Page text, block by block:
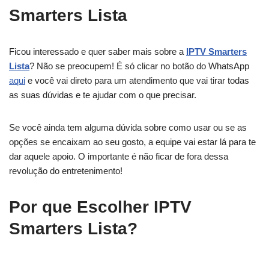
Smarters Lista
Ficou interessado e quer saber mais sobre a IPTV Smarters
Lista? Não se preocupem! É só clicar no botão do WhatsApp
aqui e você vai direto para um atendimento que vai tirar todas
as suas dúvidas e te ajudar com o que precisar.
Se você ainda tem alguma dúvida sobre como usar ou se as
opções se encaixam ao seu gosto, a equipe vai estar lá para te
dar aquele apoio. O importante é não ficar de fora dessa
revolução do entretenimento!
Por que Escolher IPTV
Smarters Lista?